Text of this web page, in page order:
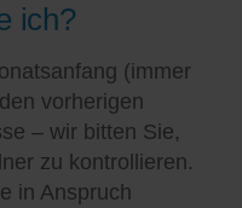
ich?
(immer
vorherigen
– wir bitten Sie,
zu kontrollieren.
in Anspruch